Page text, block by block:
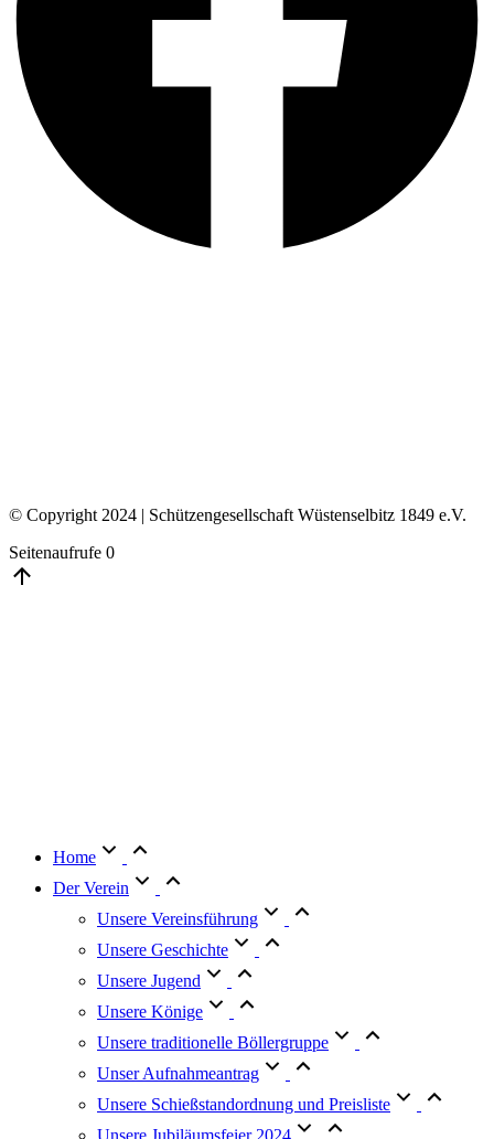
© Copyright 2024 | Schützengesellschaft Wüstenselbitz 1849 e.V.
Seitenaufrufe 0
Home
Der Verein
Unsere Vereinsführung
Unsere Geschichte
Unsere Jugend
Unsere Könige
Unsere traditionelle Böllergruppe
Unser Aufnahmeantrag
Unsere Schießstandordnung und Preisliste
Unsere Jubiläumsfeier 2024